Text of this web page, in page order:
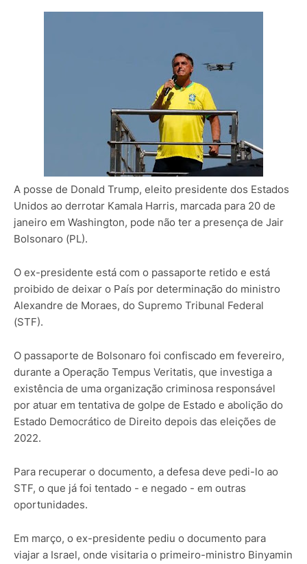
A posse de Donald Trump, eleito presidente dos Estados
Unidos ao derrotar Kamala Harris, marcada para 20 de
janeiro em Washington, pode não ter a presença de Jair
Bolsonaro (PL).
O ex-presidente está com o passaporte retido e está
proibido de deixar o País por determinação do ministro
Alexandre de Moraes, do Supremo Tribunal Federal
(STF).
O passaporte de Bolsonaro foi confiscado em fevereiro,
durante a Operação Tempus Veritatis, que investiga a
existência de uma organização criminosa responsável
por atuar em tentativa de golpe de Estado e abolição do
Estado Democrático de Direito depois das eleições de
2022.
Para recuperar o documento, a defesa deve pedi-lo ao
STF, o que já foi tentado - e negado - em outras
oportunidades.
Em março, o ex-presidente pediu o documento para
viajar a Israel, onde visitaria o primeiro-ministro Binyamin